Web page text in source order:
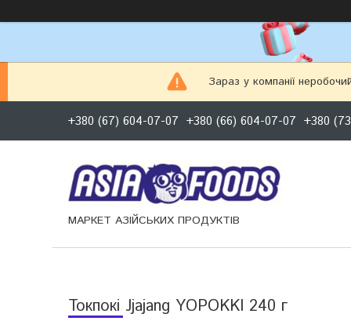
Зараз у компанії
+380 (67) 604-07-07 +380 (66) 604-07-07 +380
МАРКЕТ АЗІЙСЬКИХ ПРОДУКТІВ
Токпокі Jjajang YOPOKKI 240 г